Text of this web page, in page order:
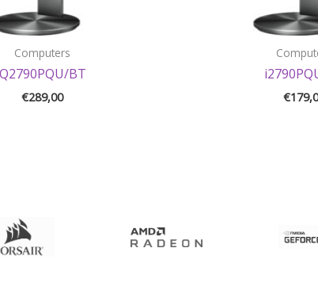
Computers
Q2790PQU/BT
€289,00 €